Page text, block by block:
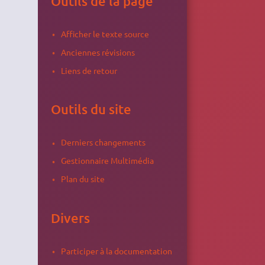
Afficher le texte source
Anciennes révisions
Liens de retour
Outils du site
Derniers changements
Gestionnaire Multimédia
Plan du site
Divers
Participer à la documentation